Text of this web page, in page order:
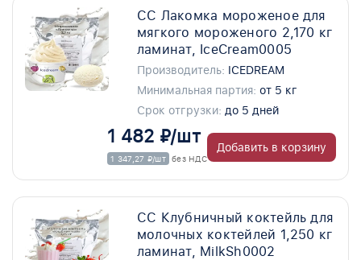
СС Лакомка мороженое для
мягкого мороженого 2,170 кг
ламинат, IceCream0005
Производитель: ICEDREAM
Минимальная партия: от 5 кг
Срок отгрузки: до 5 дней
1 482 ₽/шт
1 347,27 ₽/шт без НДС
Добавить в корзину
СС Клубничный коктейль для
молочных коктейлей 1,250 кг
ламинат, MilkSh0002